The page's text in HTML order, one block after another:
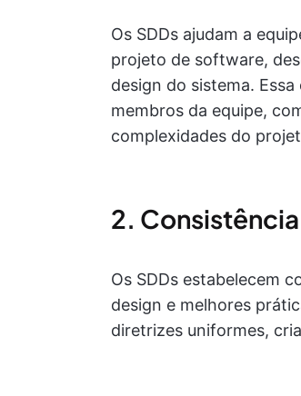
Os SDDs ajudam a
projeto de software,
design do sistema.
membros da equipe,
complexidades do
2.
Os SDDs estabelecem
design e melhores
diretrizes uniformes,